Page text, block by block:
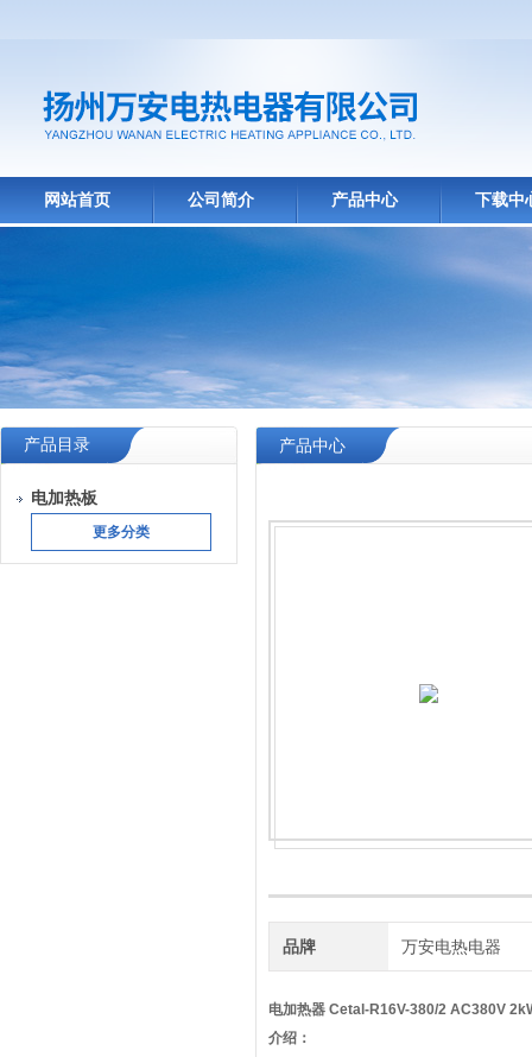
网站首页 公司简介 产品中心 下载中
产品目录
电加热板
更多分类
产品中心
品牌 万安电热电器
电加热器 Cetal-R16V-380/2 AC380V
介绍：